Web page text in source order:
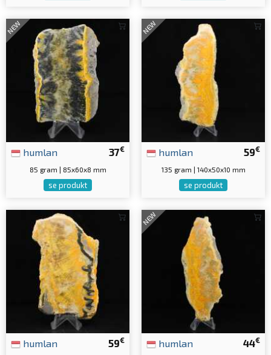
NEW
37€
humlan
85 gram | 85x60x8 mm
se produkt
NEW
59€
humlan
135 gram | 140x50x10 mm
se produkt
59€
humlan
NEW
44€
humlan